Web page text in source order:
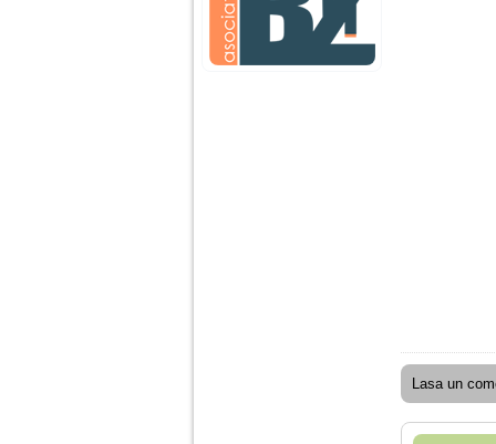
De 4 ani am o relatie
serioasa cu un barbat
Lasa un